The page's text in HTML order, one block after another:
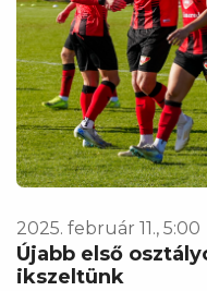
2025. február 11., 5:00
Újabb első
ikszeltünk